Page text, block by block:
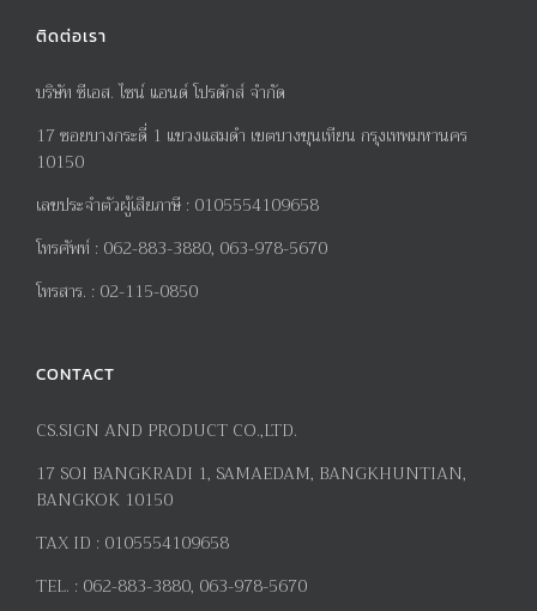
ติดต่อเรา
บริษัท ซีเอส. ไซน์ แอนด์ โปรดักส์ จำกัด
17ซอยบางกระดี่ 1 แขวงแสมดำ เขตบางขุนเทียน กรุงเทพมหานคร
10150
เลขประจำตัวผู้เสียภาษี : 0105554109658
โทรศัพท์ : 062-883-3880, 063-978-5670
โทรสาร. : 02-115-0850
CONTACT
CS.SIGN AND PRODUCT CO.,LTD.
17 SOI BANGKRADI 1, SAMAEDAM, BANGKHUNTIAN,
BANGKOK 10150
TAX ID : 0105554109658
TEL. : 062-883-3880, 063-978-5670